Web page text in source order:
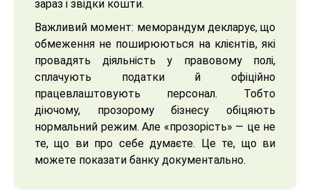
зараз і звідки кошти.
Важливий момент: меморандум декларує, що
обмеження не поширюються на клієнтів, які
провадять діяльність у правовому полі,
сплачують податки й офіційно
працевлаштовують персонал. Тобто
діючому, прозорому бізнесу обіцяють
нормальний режим. Але «прозорість» — це не
те, що ви про себе думаєте. Це те, що ви
можете показати банку документально.